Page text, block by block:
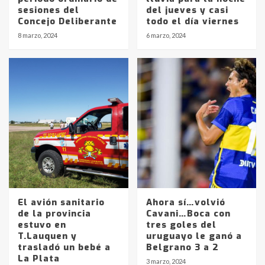
sesiones del
Concejo Deliberante
8 marzo, 2024
del jueves y casi
todo el día viernes
6 marzo, 2024
El avión sanitario
de la provincia
estuvo en
T.Lauquen y
trasladó un bebé a
La Plata
Ahora sí…volvió
Cavani…Boca con
tres goles del
uruguayo le ganó a
Belgrano 3 a 2
3 marzo, 2024
Identidad de los adolescentes
pampeanos que fueron
protagonistas del fatal accidente